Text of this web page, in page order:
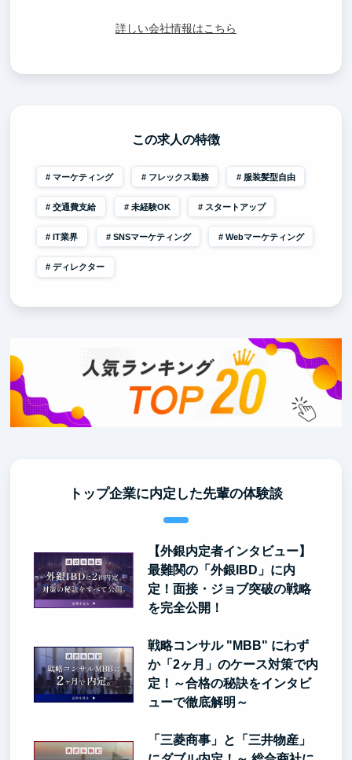
詳しい会社情報はこちら
この求人の特徴
マーケティング フレックス勤務 服装髪型自由
交通費支給 未経験OK スタートアップ
IT業界 SNSマーケティング Webマーケティング
ディレクター
トップ企業に内定した先輩の体験談
【外銀内定者インタビュー】
最難関の「外銀IBD」に内
定！面接・ジョブ突破の戦略
を完全公開！
戦略コンサル "MBB" にわず
か「2ヶ月」のケース対策で内
定！～合格の秘訣をインタビ
ューで徹底解明～
「三菱商事」と「三井物産」